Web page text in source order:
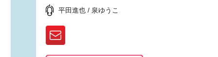
平田進也 / 泉ゆうこ